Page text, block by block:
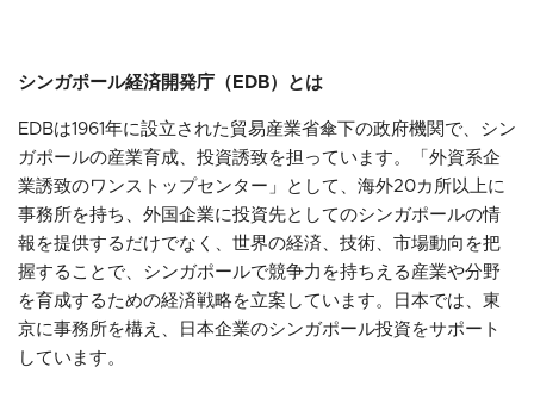
シンガポール経済開発庁（EDB）とは
EDBは1961年に設立された貿易産業省傘下の政府機関で、シン
ガポールの産業育成、投資誘致を担っています。「外資系企
業誘致のワンストップセンター」として、海外20カ所以上に
事務所を持ち、外国企業に投資先としてのシンガポールの情
報を提供するだけでなく、世界の経済、技術、市場動向を把
握することで、シンガポールで競争力を持ちえる産業や分野
を育成するための経済戦略を立案しています。日本では、東
京に事務所を構え、日本企業のシンガポール投資をサポート
しています。